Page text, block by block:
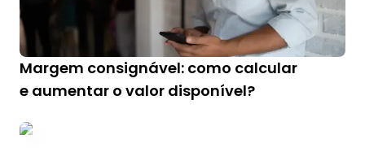
Margem consignável: como calcular
e aumentar o valor disponível?